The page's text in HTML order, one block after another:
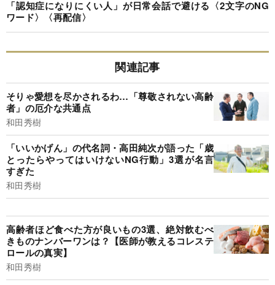
「認知症になりにくい人」が日常会話で避ける〈2文字のNG
ワード〉〈再配信〉
関連記事
そりゃ愛想を尽かされるわ…「尊敬されない高齢
者」の厄介な共通点
和田秀樹
「いいかげん」の代名詞・高田純次が語った「歳
とったらやってはいけないNG行動」3選が名言
すぎた
和田秀樹
高齢者ほど食べた方が良いもの3選、絶対飲むべ
きものナンバーワンは？【医師が教えるコレステ
ロールの真実】
和田秀樹